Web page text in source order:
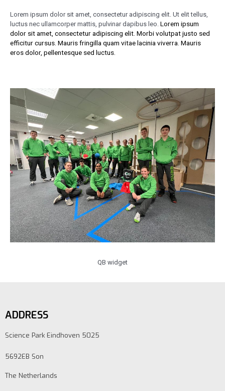
Lorem ipsum dolor sit amet, consectetur adipiscing elit. Ut elit tellus,
luctus nec ullamcorper mattis, pulvinar dapibus leo. Lorem ipsum
dolor sit amet, consectetur adipiscing elit. Morbi volutpat justo sed
efficitur cursus. Mauris fringilla quam vitae lacinia viverra. Mauris
eros dolor, pellentesque sed luctus.
QB widget
ADDRESS
Science Park Eindhoven 5025
5692EB Son
The Netherlands